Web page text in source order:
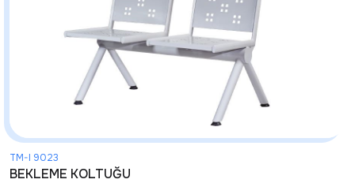
TM-I 9023
BEKLEME KOLTUĞU